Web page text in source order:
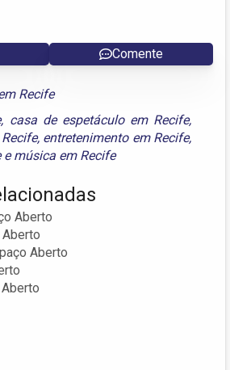
Comente
Recife
, casa de espetáculo em Recife,
, entretenimento em Recife,
emúsica em Recife
Aberto
Aberto